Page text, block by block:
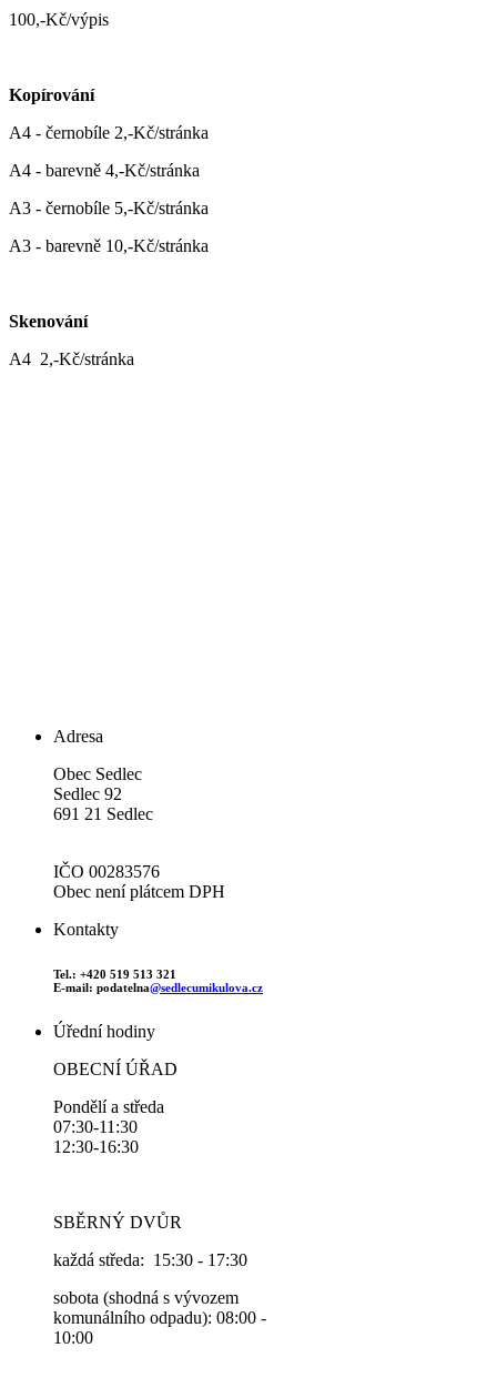
100,-Kč/výpis
Kopírování
A4 - černobíle 2,-Kč/stránka
A4 - barevně 4,-Kč/stránka
A3 - černobíle 5,-Kč/stránka
A3 - barevně 10,-Kč/stránka
Skenování
A4 2,-Kč/stránka
Adresa
Obec Sedlec
Sedlec 92
691 21 Sedlec
IČO 00283576
Obec není plátcem DPH
Kontakty
Tel.: +420 519 513 321
E-mail: podatelna@sedlecumikulova.cz
Úřední hodiny
OBECNÍ ÚŘAD
Pondělí a středa
07:30-11:30
12:30-16:30
SBĚRNÝ DVŮR
každá středa: 15:30 - 17:30
sobota (shodná s vývozem
komunálního odpadu): 08:00 -
10:00